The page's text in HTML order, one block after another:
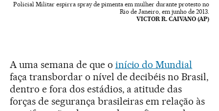
Policial Militar espirra spray de pimenta em mulher durante protesto no
Rio de Janeiro, em junho de 2013.
VICTOR R. CAIVANO (AP)
A uma semana de que o início do Mundial
faça transbordar o nível de decibéis no Brasil,
dentro e fora dos estádios, a atitude das
forças de segurança brasileiras em relação às